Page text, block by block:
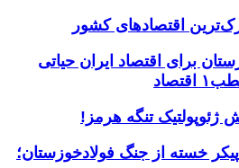
برای اقتصاد ایران حیاتی
ژئوپولتیک تنگه هرمز!
خسته‌ از جنگ فولادخوزستان؛